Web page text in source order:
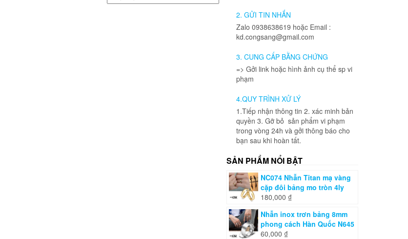
2. GỬI TIN NHẮN
Zalo 0938638619 hoặc Email :
kd.congsang@gmail.com
3. CUNG CẤP BẰNG CHỨNG
=> Gởi link hoặc hình ảnh cụ thể sp vi
phạm
4.QUY TRÌNH XỬ LÝ
1.Tiếp nhận thông tin 2. xác minh bản
quyền 3. Gỡ bỏ sản phẩm vi phạm
trong vòng 24h và gởi thông báo cho
bạn sau khi hoàn tất.
SẢN PHẨM NỔI BẬT
NC074 Nhẫn Titan mạ vàng
cặp đôi bảng mo tròn 4ly
180,000 ₫
Nhẫn inox trơn bảng 8mm
phong cách Hàn Quốc N645
60,000 ₫